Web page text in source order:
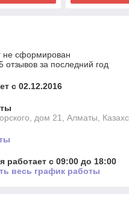
не сформирован
отзывов за последний год
с 02.12.2016
дом 21, Алматы,
работает с 09:00 до 18:00
весь график работы